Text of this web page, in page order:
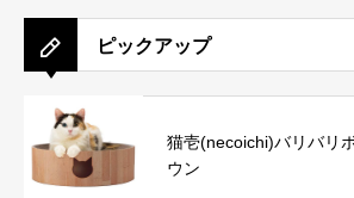
ピックアップ
猫壱(necoichi)バリバリ
ウン